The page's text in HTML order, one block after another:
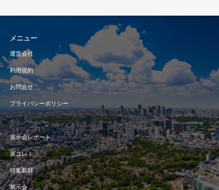
メニュー
運営会社
利用規約
お問合せ
プライバシーポリシー
展示会レポート
展コレ！
特集取材
展示会